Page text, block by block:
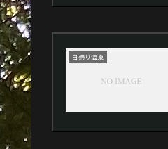
日帰り温泉